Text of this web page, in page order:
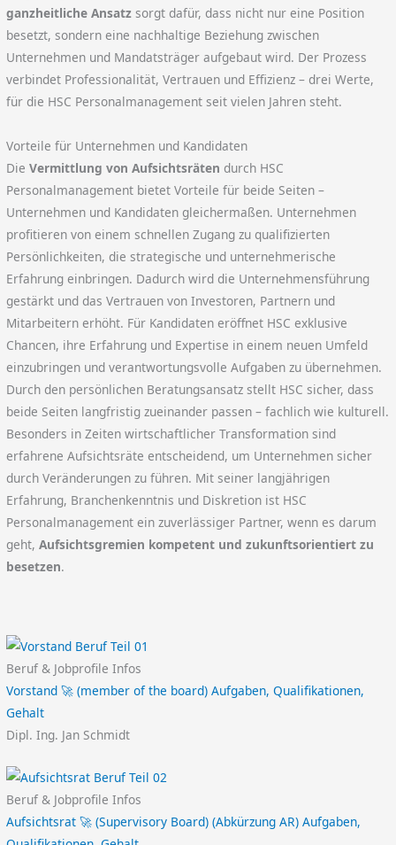
ganzheitliche Ansatz sorgt dafür, dass nicht nur eine Position
besetzt, sondern eine nachhaltige Beziehung zwischen
Unternehmen und Mandatsträger aufgebaut wird. Der Prozess
verbindet Professionalität, Vertrauen und Effizienz – drei Werte,
für die HSC Personalmanagement seit vielen Jahren steht.
Vorteile für Unternehmen und Kandidaten
DieVermittlung von Aufsichtsräten durch HSC
Personalmanagement bietet Vorteile für beide Seiten –
Unternehmen und Kandidaten gleichermaßen. Unternehmen
profitieren von einem schnellen Zugang zu qualifizierten
Persönlichkeiten, die strategische und unternehmerische
Erfahrung einbringen. Dadurch wird die Unternehmensführung
gestärkt und das Vertrauen von Investoren, Partnern und
Mitarbeitern erhöht. Für Kandidaten eröffnet HSC exklusive
Chancen, ihre Erfahrung und Expertise in einem neuen Umfeld
einzubringen und verantwortungsvolle Aufgaben zu übernehmen.
Durch den persönlichen Beratungsansatz stellt HSC sicher, dass
beide Seiten langfristig zueinander passen – fachlich wie kulturell.
Besonders in Zeiten wirtschaftlicher Transformation sind
erfahrene Aufsichtsräte entscheidend, um Unternehmen sicher
durch Veränderungen zu führen. Mit seiner langjährigen
Erfahrung, Branchenkenntnis und Diskretion ist HSC
Personalmanagement ein zuverlässiger Partner, wenn es darum
geht,Aufsichtsgremien kompetent und zukunftsorientiert zu
besetzen.
Beruf & Jobprofile Infos
Vorstand 🚀 (member of the board) Aufgaben, Qualifikationen,
Gehalt
Dipl. Ing. Jan Schmidt
Beruf & Jobprofile Infos
Aufsichtsrat 🚀 (Supervisory Board) (Abkürzung AR) Aufgaben,